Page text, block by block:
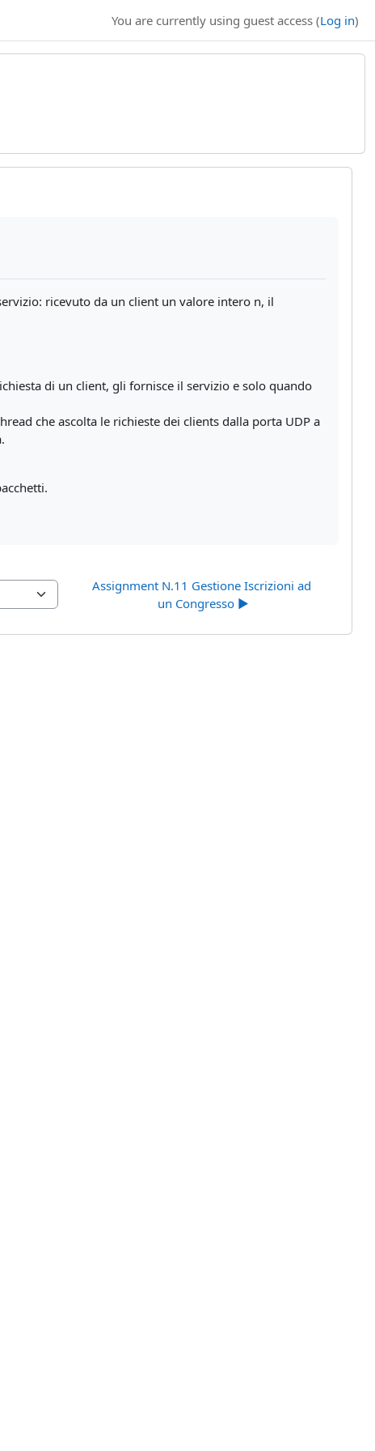
You are currently using guest access (Log in)
ricevuto da un client un valore intero n, il
di un client, gli fornisce il servizio e solo quando
che ascolta le richieste dei clients dalla porta UDP a
Assignment N.11 Gestione Iscrizioni ad
un Congresso ▶︎